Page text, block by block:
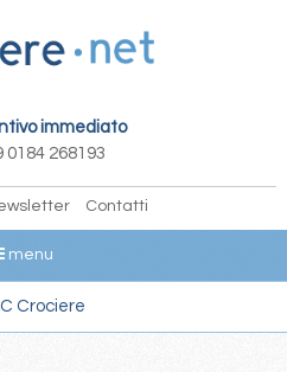
immediato
0184 268193
Contatti
menu
Crociere